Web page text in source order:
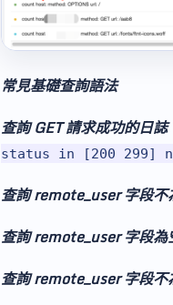
常見基礎查詢語法
查詢 GET 請求成功的日誌
status in [200 299]
查詢 remote_user 字段不
查詢 remote_user 字段為
查詢 remote_user 字段